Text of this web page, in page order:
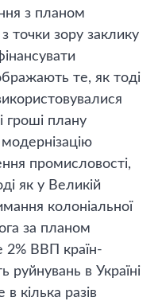
з планом
точки зору заклику
те, як тоді
гроші плану
промисловості,
як у Великій
колоніальної
за планом
ВВП країн-
руйнувань в Україні
кілька разів